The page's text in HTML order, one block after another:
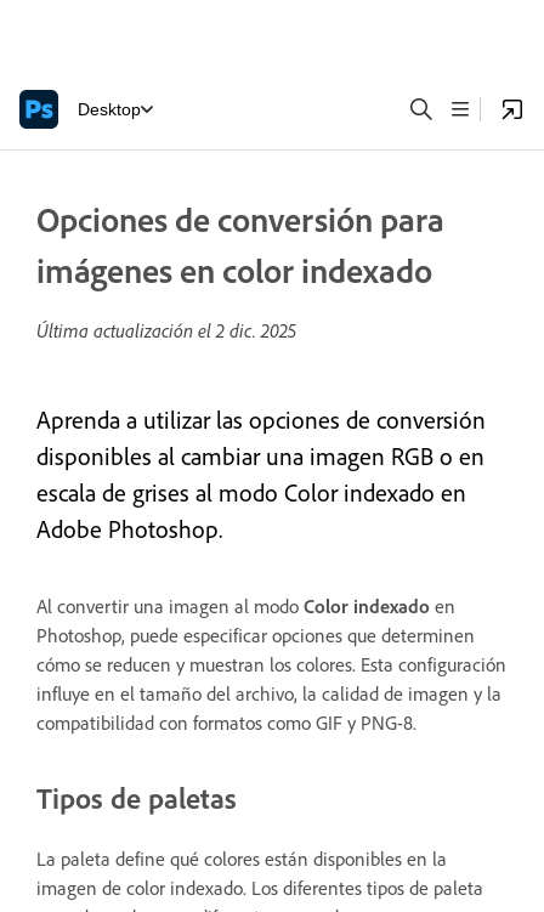
Desktop
Opciones de conversión para
imágenes en color indexado
Última actualización el2 dic. 2025
Aprenda a utilizar las opciones de conversión
disponibles al cambiar una imagen RGB o en
escala de grises al modo Color indexado en
Adobe Photoshop.
Al convertir una imagen al modo Color indexado en
Photoshop, puede especificar opciones que determinen
cómo se reducen y muestran los colores. Esta configuración
influye en el tamaño del archivo, la calidad de imagen y la
compatibilidad con formatos como GIF y PNG-8.
Tipos de paletas
La paleta define qué colores están disponibles en la
imagen de color indexado. Los diferentes tipos de paleta